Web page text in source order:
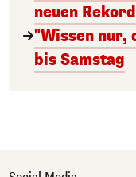
neuen
"Wissen nur,
bis Samstag